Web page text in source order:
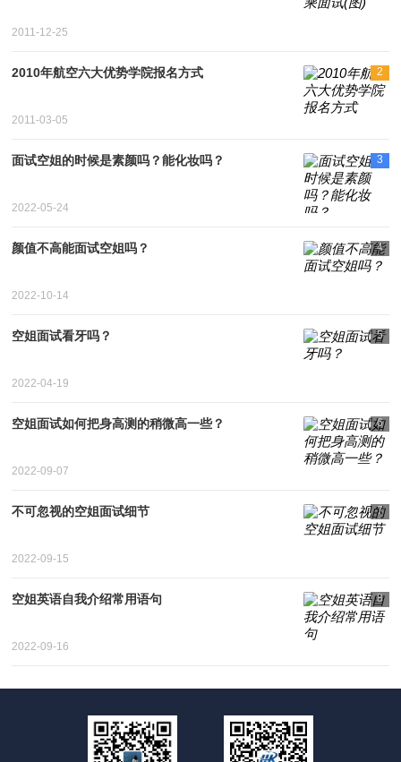
2011-12-25
2
2010年航空六大优势学院报名方式
2011-03-05
3
面试空姐的时候是素颜吗？能化妆吗？
2022-05-24
4
颜值不高能面试空姐吗？
2022-10-14
5
空姐面试看牙吗？
2022-04-19
6
空姐面试如何把身高测的稍微高一些？
2022-09-07
7
不可忽视的空姐面试细节
2022-09-15
8
空姐英语自我介绍常用语句
2022-09-16